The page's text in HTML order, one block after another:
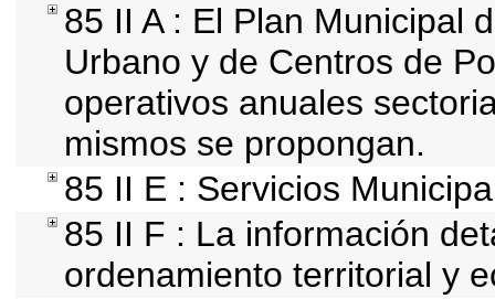
85 II A : El Plan Municipal
Urbano y de Centros de
operativos anuales
mismos se propongan.
85 II E : Servicios
85 II F : La información
ordenamiento territorial y